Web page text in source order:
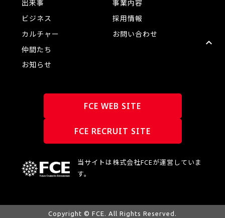
出来事
ビジネス
カルチャー
仲間たち
お知らせ
事業内容
採用情報
お問い合わせ
FCE WEB SITE
FCE RECRUIT SITE
当サイトは株式会社FCEが運営していま
す。
Copyright © FCE. All Rights Reserved.